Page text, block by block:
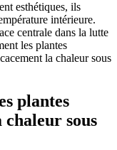
esthétiques, ils
intérieure.
centrale dans la lutte
les plantes
la chaleur sous
plantes
sous